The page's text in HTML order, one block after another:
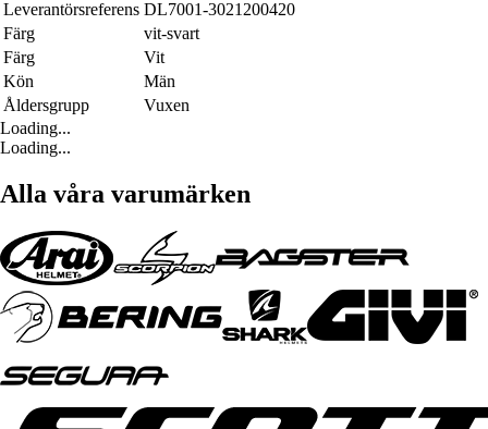
Leverantörsreferens DL7001-3021200420
Färg
vit-svart
Färg
Vit
Kön
Män
Åldersgrupp
Vuxen
Loading...
Loading...
Alla våra varumärken